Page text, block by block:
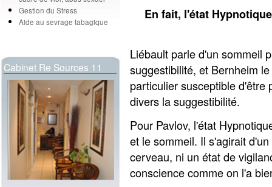
Gestion du Stress
Aide au sevrage tabagique
Cabinet Re Sources 11
En fait, l'état
Liébault parle d'un sommeil
suggestibilité, et Bernheim
particulier susceptible d'être
divers la suggestibilité.
Pour Pavlov, l'état
et le sommeil. Il s'agirait
cerveau, ni un état de
conscience comme on l'a